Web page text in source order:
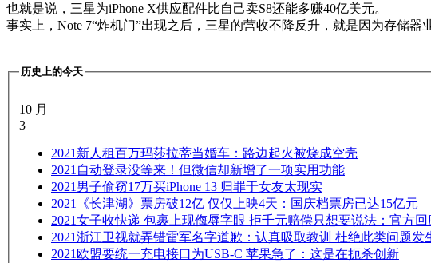
也就是说，三星为iPhone X供应配件比自己卖S8还能多赚40亿美元。
事实上，Note 7“炸机门”出现之后，三星的营收不降反升，就是因为存储器
历史上的今天
10 月
3
2021 新人租百万玛莎拉蒂当婚车：路边起火被烧成空壳
2021 自动登录没等来！但微信却新增了一项实用功能
2021 男子偷窃17万买iPhone 13 归罪于女友太现实
2021
《长津湖》票房破12亿 仅仅上映4天：国庆档票房已达15亿元
2021女子收快递 包裹上现侮辱字眼 拒千元赔偿只想要说法：官方回
2021浙江卫视就弄错雷军名字道歉：认真吸取教训 杜绝此类问题发
2021 欧盟要统一充电接口为USB-C 苹果急了：这是在扼杀创新